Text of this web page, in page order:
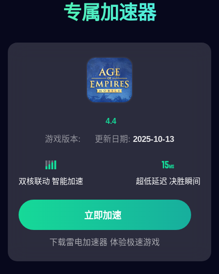
专属加速器
4.4
游戏版本: 更新日期: 2025-10-13
立即加速
下载雷电加速器 体验极速游戏
双核联动 智能加速 超低延迟 决胜瞬间